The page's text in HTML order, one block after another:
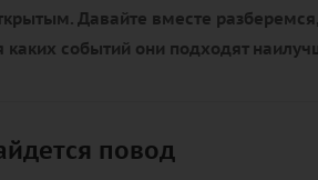
Давайте вместе
каких событий они подходят
повод